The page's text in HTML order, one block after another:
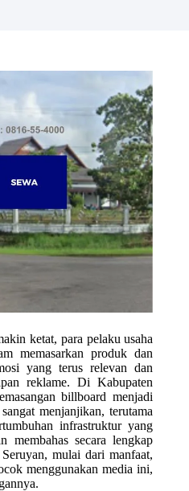
ketat, para pelaku usaha
memasarkan produk dan
yang terus relevan dan
reklame. Di Kabupaten
billboard menjadi
menjanjikan, terutama
infrastruktur yang
membahas secara lengkap
mulai dari manfaat,
menggunakan media ini,